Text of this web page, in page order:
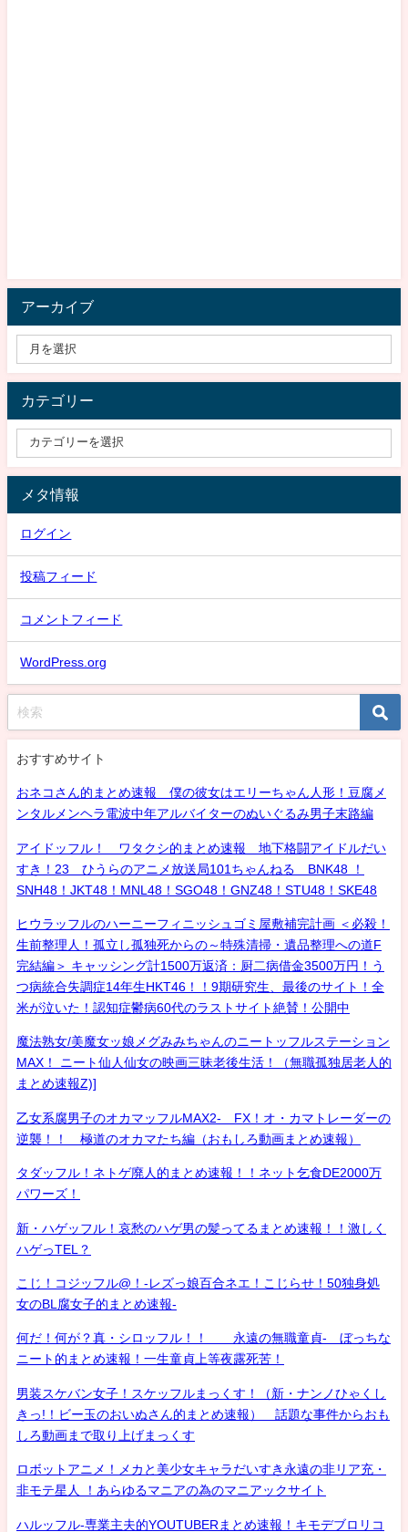
アーカイブ
カテゴリー
メタ情報
ログイン
投稿フィード
コメントフィード
WordPress.org
おすすめサイト
おネコさん的まとめ速報 僕の彼女はエリーちゃん人形！豆腐メ
ンタルメンヘラ電波中年アルバイターのぬいぐるみ男子末路編
アイドッフル！ ワタクシ的まとめ速報 地下格闘アイドルだい
すき！23 ひうらのアニメ放送局101ちゃんねる BNK48 ！
SNH48！JKT48！MNL48！SGO48！GNZ48！STU48！SKE48
ヒウラッフルのハーニーフィニッシュゴミ屋敷補完計画 ＜必殺！
生前整理人！孤立し孤独死からの～特殊清掃・遺品整理への道F
完結編＞ キャッシング計1500万返済：厨二病借金3500万円！う
つ病統合失調症14年生HKT46！！9期研究生、最後のサイト！全
米が泣いた！認知症鬱病60代のラストサイト絶賛！公開中
魔法熟女/美魔女ッ娘メグみみちゃんのニートッフルステーション
MAX！ ニート仙人仙女の映画三昧老後生活！（無職孤独居老人的
まとめ速報Z)]
乙女系腐男子のオカマッフルMAX2- FX！オ・カマトレーダーの
逆襲！！ 極道のオカマたち編（おもしろ動画まとめ速報）
タダッフル！ネトゲ廃人的まとめ速報！！ネット乞食DE2000万
パワーズ！
新・ハゲッフル！哀愁のハゲ男の髪ってるまとめ速報！！激しく
ハゲっTEL？
こじ！コジッフル@！-レズっ娘百合ネエ！こじらせ！50独身処
女のBL腐女子的まとめ速報-
何だ！何が？真・シロッフル！！ 永遠の無職童貞- ぼっちな
ニート的まとめ速報！一生童貞上等夜露死苦！
男装スケバン女子！スケッフルまっくす！（新・ナンノひゃくし
きっ!！ビー玉のおいぬさん的まとめ速報） 話題な事件からおも
しろ動画まで取り上げまっくす
ロボットアニメ！メカと美少女キャラだいすき永遠の非リア充・
非モテ星人 ！あらゆるマニアの為のマニアックサイト
ハルッフル-専業主夫的YOUTUBERまとめ速報！キモデブロリコ